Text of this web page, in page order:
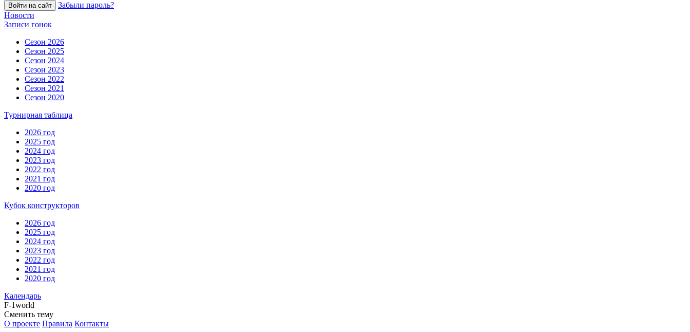
Войти на сайт
Забыли пароль?
Новости
Записи гонок
Сезон 2026
Сезон 2025
Сезон 2024
Сезон 2023
Сезон 2022
Сезон 2021
Сезон 2020
Турнирная таблица
2026 год
2025 год
2024 год
2023 год
2022 год
2021 год
2020 год
Кубок конструкторов
2026 год
2025 год
2024 год
2023 год
2022 год
2021 год
2020 год
Календарь
F-1world
Сменить тему
О проекте Правила Контакты